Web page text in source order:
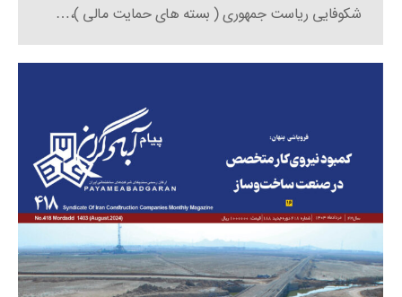
شکوفایی ریاست جمهوری ( بسته های حمایت مالی )،…